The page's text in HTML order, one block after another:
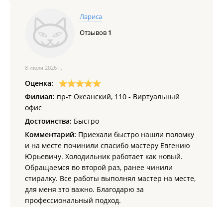
Лариса
Отзывов 1
8 июля 2026 г.
Оценка:
Филиал: пр-т Океанский, 110 - Виртуальный
офис
Достоинства: Быстро
Комментарий: Приехали быстро нашли поломку
и на месте починили спасибо мастеру Евгению
Юрьевичу. Холодильник работает как новый.
Обращаемся во второй раз, ранее чинили
стиралку. Все работы выполнял мастер на месте,
для меня это важно. Благодарю за
профессиональный подход.